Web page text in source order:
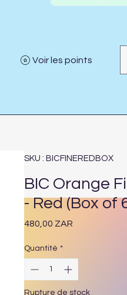
Voir les points
SKU : BICFINEREDBOX
BIC Orange
- Red (Box of
480,00 ZARPrix
Quantité *
Rupture de stock